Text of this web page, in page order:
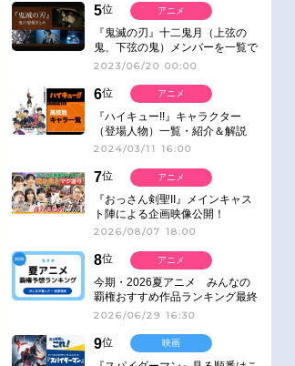
5位
『鬼滅の刃』十二鬼月（上弦の
鬼、下弦の鬼）メンバーを一覧で
紹介＆解説（登場鬼の情報まと
2023/06/20 00:00
アニメ
6位
『ハイキュー!!』キャラクター
（登場人物）一覧・紹介＆解説
2024/03/11 16:00
アニメ
7位
『おっさん剣聖II』メインキャス
ト陣による企画映像公開！
2026/08/07 18:00
アニメ
8位
今期・2026夏アニメ みんなの
覇権おすすめ作品ランキング最終
結果発表！
2026/06/29 16:30
アニメ
9位
映画